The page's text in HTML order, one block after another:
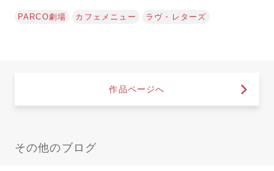
PARCO劇場 カフェメニュー ラヴ・レターズ
作品ページへ
その他のブログ